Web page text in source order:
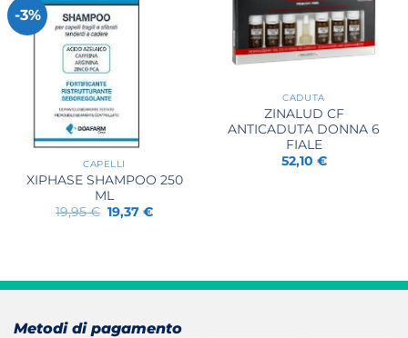
-3%
CAPELLI
XIPHASE SHAMPOO 250
ML
19,95€ Il
prezzo
19,37€Il
CADUTA
ZINALUD CF
ANTICADUTA DONNA 6
FIALE
52,10 €
Metodi di pagamento